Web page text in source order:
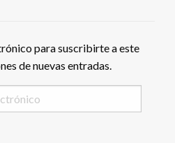
para suscribirte a este
de nuevas entradas.